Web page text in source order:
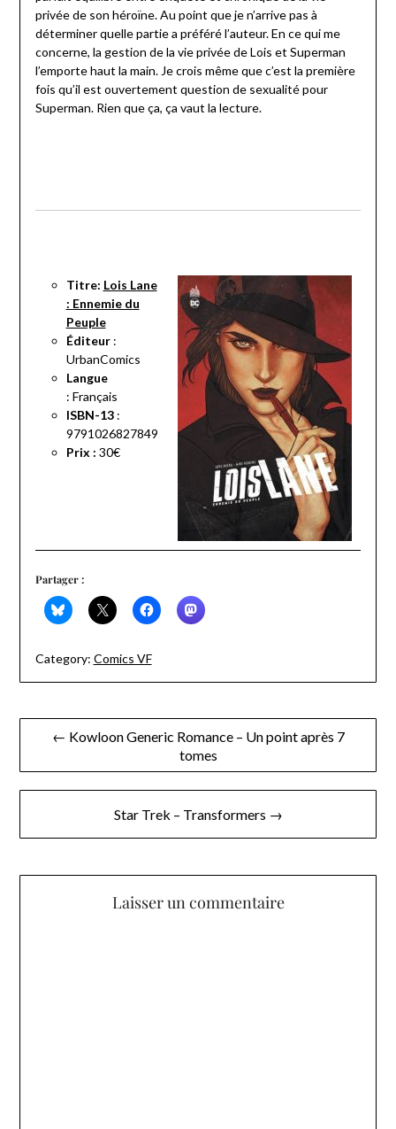
privée de son héroïne. Au point que je n’arrive pas à
déterminer quelle partie a préféré l’auteur. En ce qui me
concerne, la gestion de la vie privée de Lois et Superman
l’emporte haut la main. Je crois même que c’est la première
fois qu’il est ouvertement question de sexualité pour
Superman. Rien que ça, ça vaut la lecture.
Titre: Lois Lane
: Ennemie du
Peuple
Éditeur:
UrbanComics
Langue
: Français
ISBN-13:
9791026827849
Prix : 30€
Partager :
Category: Comics VF
Navigation
l’article
← Kowloon Generic Romance – Un point après 7
tomes
Star Trek – Transformers →
Laisser un commentaire